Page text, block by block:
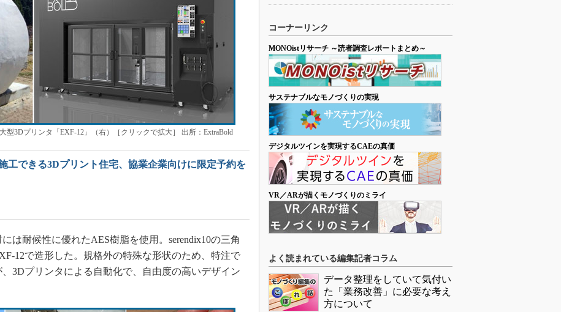
型3Dプリンタ「EXF-12」（右）［クリックで拡大］ 出所：ExtraBold
工できる3Dプリント住宅、協業企業向けに限定予約を
は耐候性に優れたAES樹脂を使用。serendix10の三角
12で造形した。規格外の特殊な形状のため、特注で
3Dプリンタによる自動化で、自由度の高いデザイン
コーナーリンク
MONOistリサーチ ～読者調査レポートまとめ～
サステナブルなモノづくりの実現
デジタルツインを実現するCAEの真価
VR／ARが描くモノづくりのミライ
よく読まれている編集記者コラム
データ整理をしていて気付い
た「業務改善」に必要な考え
方について